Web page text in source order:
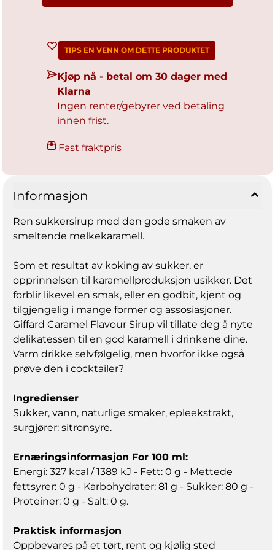
TIPS EN VENN OM DETTE PRODUKTET
Kjøp nå - betal om 30 dager med
Klarna
Ingen renter/gebyrer ved betaling
innen frist.
Fast fraktpris
Informasjon
Ren sukkersirup med den gode smaken av
smeltende melkekaramell.
Som et resultat av koking av sukker, er
opprinnelsen til karamellproduksjon usikker. Det
forblir likevel en smak, eller en godbit, kjent og
tilgjengelig i mange former og assosiasjoner.
Giffard Caramel Flavour Sirup vil tillate deg å nyte
delikatessen til en god karamell i drinkene dine.
Varm drikke selvfølgelig, men hvorfor ikke også
prøve den i cocktailer?
Ingredienser
Sukker, vann, naturlige smaker, epleekstrakt,
surgjører: sitronsyre.
Ernæringsinformasjon For 100 ml:
Energi: 327 kcal / 1389 kJ - Fett: 0 g - Mettede
fettsyrer: 0 g - Karbohydrater: 81 g - Sukker: 80 g -
Proteiner: 0 g - Salt: 0 g.
Praktisk informasjon
Oppbevares på et tørt, rent og kjølig sted